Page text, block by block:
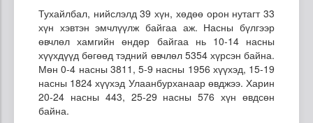
Тухайлбал, нийслэлд 39 хүн, хөдөө орон нутагт 33
хүн хэвтэн эмчлүүлж байгаа аж. Насны бүлгээр
өвчлөл хамгийн өндөр байгаа нь 10-14 насны
хүүхдүүд бөгөөд тэдний өвчлөл 5354 хүрсэн байна.
Мөн 0-4 насны 3811, 5-9 насны 1956 хүүхэд, 15-19
насны 1824 хүүхэд Улаанбурханаар өвджээ. Харин
20-24 насны 443, 25-29 насны 576 хүн өвдсөн
байна.